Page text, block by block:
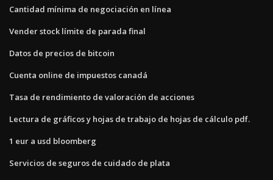
Cantidad mínima de negociación en línea
Vender stock límite de parada final
Datos de precios de bitcoin
Cuenta online de impuestos canadá
Tasa de rendimiento de valoración de acciones
Lectura de gráficos y hojas de trabajo de hojas de cálculo pdf.
1 eur a usd bloomberg
Servicios de seguros de cuidado de plata